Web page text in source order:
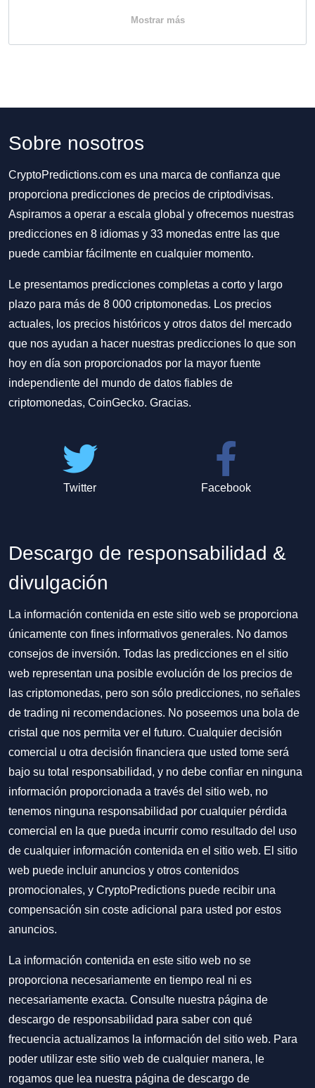
Mostrar más
Sobre nosotros
CryptoPredictions.com es una marca de confianza que
proporciona predicciones de precios de criptodivisas.
Aspiramos a operar a escala global y ofrecemos nuestras
predicciones en 8 idiomas y 33 monedas entre las que
puede cambiar fácilmente en cualquier momento.
Le presentamos predicciones completas a corto y largo
plazo para más de 8 000 criptomonedas. Los precios
actuales, los precios históricos y otros datos del mercado
que nos ayudan a hacer nuestras predicciones lo que son
hoy en día son proporcionados por la mayor fuente
independiente del mundo de datos fiables de
criptomonedas, CoinGecko. Gracias.
Twitter Facebook
Descargo de responsabilidad &
divulgación
La información contenida en este sitio web se proporciona
únicamente con fines informativos generales. No damos
consejos de inversión. Todas las predicciones en el sitio
web representan una posible evolución de los precios de
las criptomonedas, pero son sólo predicciones, no señales
de trading ni recomendaciones. No poseemos una bola de
cristal que nos permita ver el futuro. Cualquier decisión
comercial u otra decisión financiera que usted tome será
bajo su total responsabilidad, y no debe confiar en ninguna
información proporcionada a través del sitio web, no
tenemos ninguna responsabilidad por cualquier pérdida
comercial en la que pueda incurrir como resultado del uso
de cualquier información contenida en el sitio web. El sitio
web puede incluir anuncios y otros contenidos
promocionales, y CryptoPredictions puede recibir una
compensación sin coste adicional para usted por estos
anuncios.
La información contenida en este sitio web no se
proporciona necesariamente en tiempo real ni es
necesariamente exacta. Consulte nuestra página de
descargo de responsabilidad para saber con qué
frecuencia actualizamos la información del sitio web. Para
poder utilizar este sitio web de cualquier manera, le
rogamos que lea nuestra página de descargo de